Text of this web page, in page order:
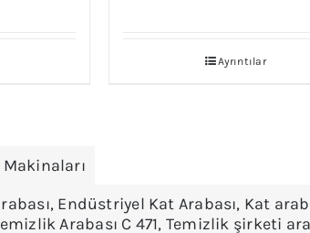
Ayrıntılar
, Endüstriyel Kat Arabası, Kat
Arabası C 471, Temizlik şirketi